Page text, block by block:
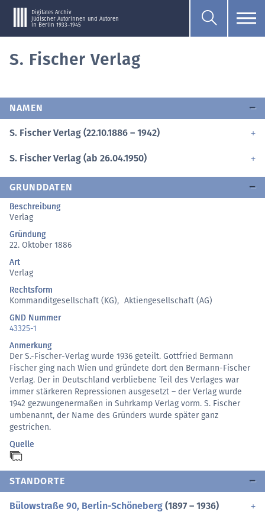
Digitales Archiv
jüdischer Autorinnen und Autoren
in Berlin 1933–1945
S. Fischer Verlag
NAMEN
S. Fischer Verlag (22.10.1886 – 1942)
S. Fischer Verlag (ab 26.04.1950)
GRUNDDATEN
Beschreibung
Verlag
Gründung
22. Oktober 1886
Art
Verlag
Rechtsform
Kommanditgesellschaft (KG), Aktiengesellschaft (AG)
GND Nummer
43325-1
Anmerkung
Der S.-Fischer-Verlag wurde 1936 geteilt. Gottfried Bermann
Fischer ging nach Wien und gründete dort den Bermann-Fischer
Verlag. Der in Deutschland verbliebene Teil des Verlages war
immer stärkeren Repressionen ausgesetzt – der Verlag wurde
1942 gezwungenermaßen in Suhrkamp Verlag vorm. S. Fischer
umbenannt, der Name des Gründers wurde später ganz
gestrichen.
Quelle
STANDORTE
Bülowstraße 90, Berlin-Schöneberg (1897 – 1936)